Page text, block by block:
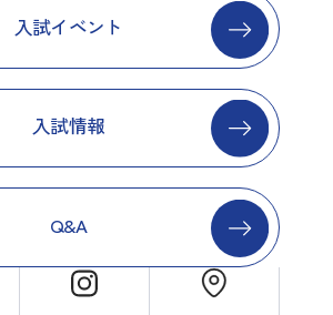
入試イベント
入試情報
Q&A